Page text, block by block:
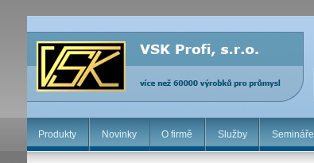
Produkty Novinky O firmě Služby Semináře